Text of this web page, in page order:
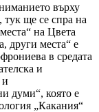
върху
тук ще се спра на
на Цвета
други места“ е
в средата
и
и
думи“, която е
„Какания“